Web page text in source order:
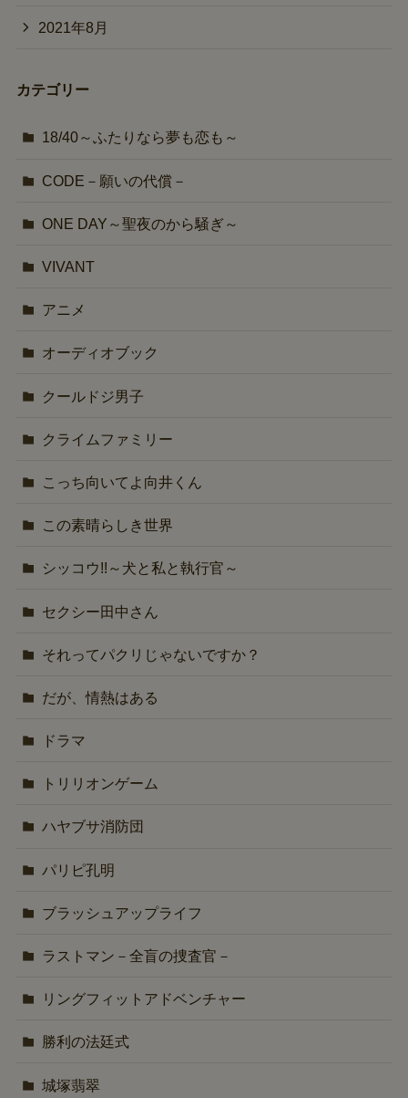
2021年8月
カテゴリー
18/40～ふたりなら夢も恋も～
CODE－願いの代償－
ONE DAY～聖夜のから騒ぎ～
VIVANT
アニメ
オーディオブック
クールドジ男子
クライムファミリー
こっち向いてよ向井くん
この素晴らしき世界
シッコウ!!～犬と私と執行官～
セクシー田中さん
それってパクリじゃないですか？
だが、情熱はある
ドラマ
トリリオンゲーム
ハヤブサ消防団
パリピ孔明
ブラッシュアップライフ
ラストマン－全盲の捜査官－
リングフィットアドベンチャー
勝利の法廷式
城塚翡翠